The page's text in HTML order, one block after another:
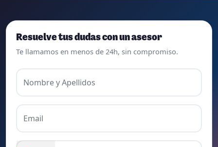
Resuelve tus dudas con un asesor
Te llamamos en menos de 24h, sin compromiso.
Nombre y Apellidos
Email